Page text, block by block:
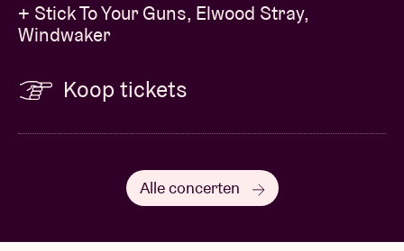
+ Stick To Your Guns, Elwood Stray,
Windwaker
Koop tickets
Alle concerten